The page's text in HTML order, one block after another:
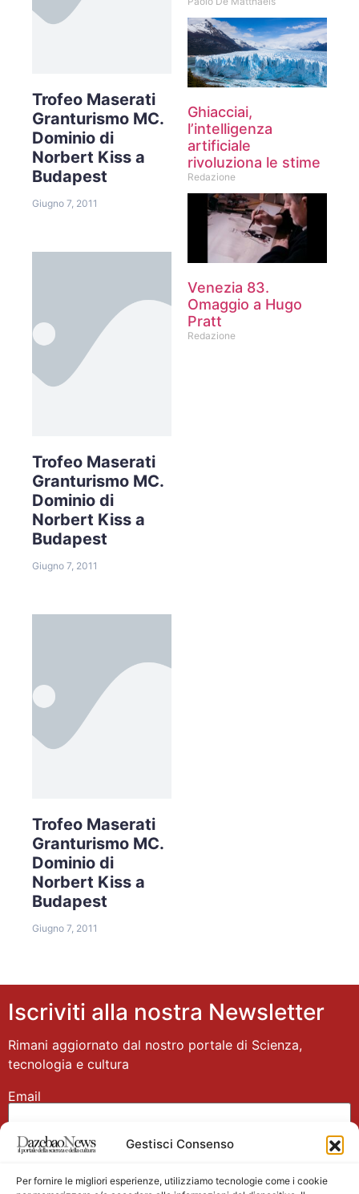
Gestisci Consenso
Per fornire le migliori esperienze, utilizziamo tecnologie come i cookie
Trofeo Maserati
Granturismo MC.
Dominio di
Norbert Kiss a
Budapest
Giugno 7, 2011
Trofeo Maserati
Granturismo MC.
Dominio di
Norbert Kiss a
Budapest
Giugno 7, 2011
Trofeo Maserati
Granturismo MC.
Dominio di
Norbert Kiss a
Budapest
Giugno 7, 2011
Ghiacciai,
l’intelligenza
artificiale
rivoluziona le stime
Redazione
Venezia 83.
Omaggio a Hugo
Pratt
Redazione
Iscriviti alla nostra Newsletter
Rimani aggiornato dal nostro portale di Scienza,
tecnologia e cultura
Email
Nome